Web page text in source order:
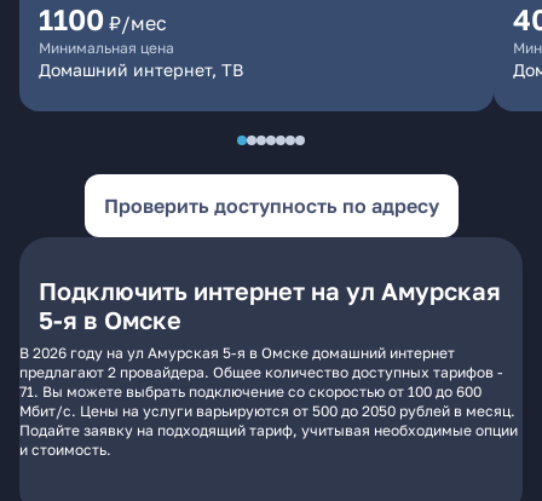
1100 ₽/мес
Минимальная цена
Домашний интернет, ТВ
Проверить доступность по адресу
Подключить интернет на ул Амурская
5-я в Омске
В 2026 году на ул Амурская 5-я в Омске домашний интернет
предлагают 2 провайдера. Общее количество доступных тарифов -
71. Вы можете выбрать подключение со скоростью от 100 до 600
Мбит/с. Цены на услуги варьируются от 500 до 2050 рублей в месяц.
Подайте заявку на подходящий тариф, учитывая необходимые опции
и стоимость.